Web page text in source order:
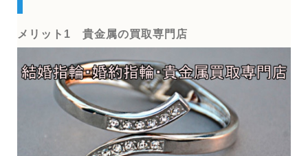
メリット1 貴金属の買取専門店